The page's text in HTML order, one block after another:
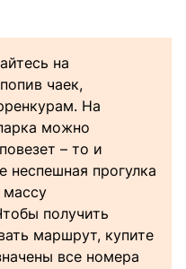
на
чаек,
На
можно
– то и
неспешная прогулка
массу
получить
маршрут, купите
все номера